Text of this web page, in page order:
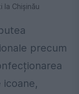
Chișinău
precum